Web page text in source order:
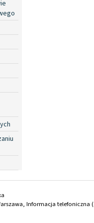
Informacja telefoniczna